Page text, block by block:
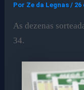
Por Ze da Legnas/ 26
As dezenas
34.